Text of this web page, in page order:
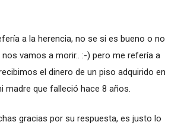
a la herencia, no se si es bueno o no
vamos a morir.. :-) pero me refería a
el dinero de un piso adquirido en
madre que falleció hace 8 años.
gracias por su respuesta, es justo lo